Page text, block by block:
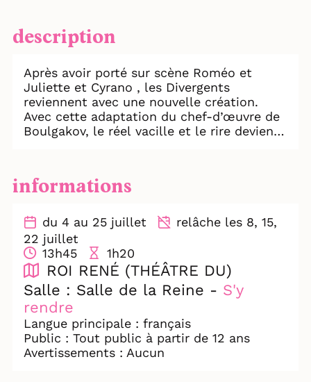
description
Après avoir porté sur scène Roméo et
Juliette et Cyrano , les Divergents
reviennent avec une nouvelle création.
Avec cette adaptation du chef-d’œuvre de
Boulgakov, le réel vacille et le rire devient
le Maître et Marguerite entraîne le
spectateur dans une ronde fantastique où
Bureaucrates corrompus. Artistes
censurés. Sorcières.
Et peut-être… le Diable en personne.
On rit. On rêve. Puis le cauchemar surgit.
Car derrière le chaos fantastique se cache
une question éternelle :
qu’est-ce qui sauve l’homme : le pouvoir,
la foi ou l’amour ?
informations
du 4 au 25 juillet
relâche les 8, 15,
22 juillet
13h45
1h20
ROI RENÉ (THÉÂTRE DU)
Salle : Salle de la Reine - S'y
rendre
Langue principale : français
Public : Tout public à partir de 12 ans
Avertissements : Aucun